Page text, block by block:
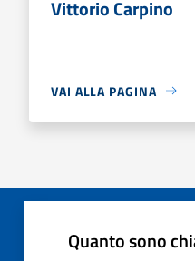
Vittorio Carpino
VAI ALLA PAGINA
Quanto sono